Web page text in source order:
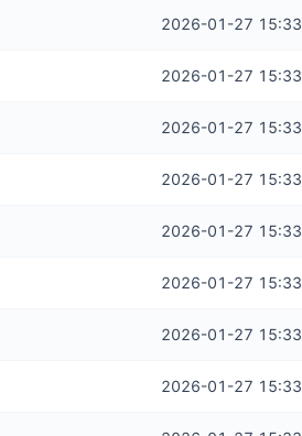
2026-01-27 15:33
2026-01-27 15:33
2026-01-27 15:33
2026-01-27 15:33
2026-01-27 15:33
2026-01-27 15:33
2026-01-27 15:33
2026-01-27 15:33